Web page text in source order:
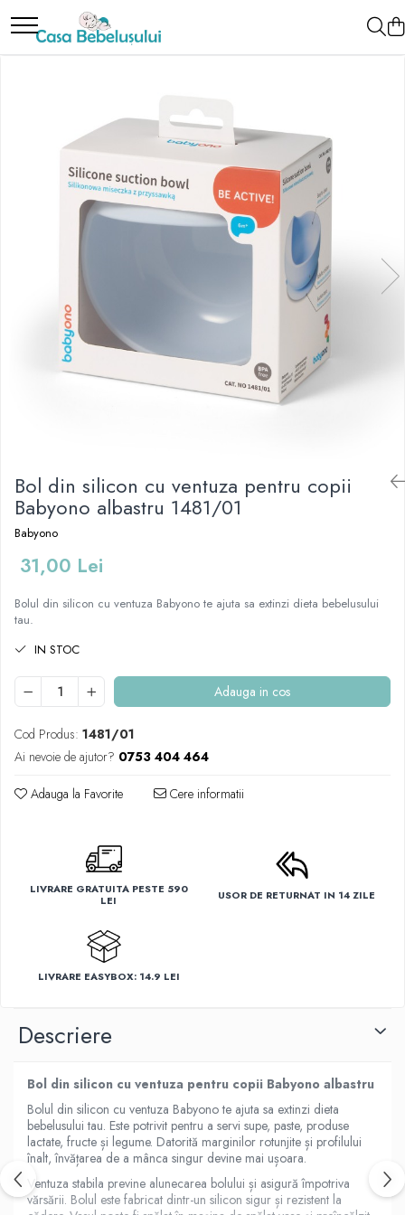
Toate Produsele
Accesorii carucioare
Aparate de sanatate si ingrijire copii
Cantare bebelusi si copii
Termometre copii
Bureti baie cadita
Cadite 86 cm
Cadite 92 cm
Olite antiderapante muzicale
Olite antiderapante simple
Olite muzicale
Olite simple
Olite tip scaunel simple
Reductoare antiderapante
Reductoare moi
Seturi cadite 86 cm
Seturi cadite 92 cm
Seturi cadite anatomice
Suporti anatomici plastic
Suporti metalici cadite
Camera copilului
Accesorii patuturi
Leagane copii
Mese de infasat 50 x 70 cm Tega
Mese de infasat BASIC 50x70 cm
Mese de infasat COMFORT 50x70
cm
Mese de infasat COMFORT 50x80
cm
Mese de infasat moi
Bol din silicon cu ventuza pentru copii
Babyono albastru 1481/01
Babyono
31,00 Lei
Bolul din silicon cu ventuza Babyono te ajuta sa extinzi dieta bebelusului
tau.
IN STOC
Adauga in cos
Cod Produs: 1481/01
Ai nevoie de ajutor? 0753 404 464
Adauga la Favorite Cere informatii
LIVRARE GRATUITA PESTE 590
LEI
USOR DE RETURNAT IN 14 ZILE
LIVRARE EASYBOX: 14.9 LEI
Descriere
Bol din silicon cu ventuza pentru copii Babyono albastru
Bolul din silicon cu ventuza Babyono te ajuta sa extinzi dieta
bebelusului tau. Este potrivit pentru a servi supe, paste, produse
lactate, fructe și legume. Datorită marginilor rotunjite și profilului
înalt, învățarea de a mânca singur devine mai ușoara.
Ventuza stabila previne alunecarea bolului și asigură împotriva
vărsării. Bolul este fabricat dintr-un silicon sigur și rezistent la